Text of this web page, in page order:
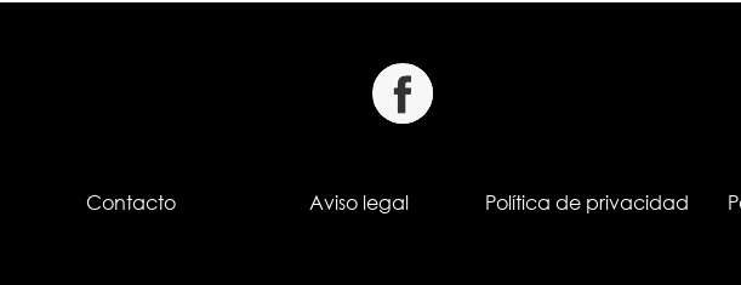
Contacto Aviso legal Política de privacidad